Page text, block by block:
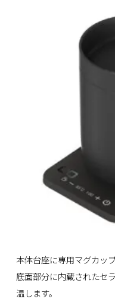
本体台座に専用マグカッ
底面部分に内蔵されたセ
温します。